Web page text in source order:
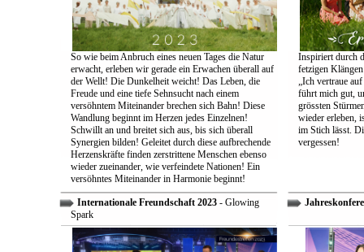
So wie beim Anbruch eines neuen Tages die Natur
erwacht, erleben wir gerade ein Erwachen überall auf
der Wellt! Die Dunkelheit weicht! Das Leben, die
Freude und eine tiefe Sehnsucht nach einem
versöhntem Miteinander brechen sich Bahn! Diese
Wandlung beginnt im Herzen jedes Einzelnen!
Schwillt an und breitet sich aus, bis sich überall
Synergien bilden! Geleitet durch diese aufbrechende
Herzenskräfte finden zerstrittene Menschen ebenso
wieder zueinander, wie verfeindete Nationen! Ein
versöhntes Miteinander in Harmonie beginnt!
Inspiriert durch
fetzigen
„Ich vertraue
führt mich gut,
grössten
wieder erleben,
im Stich lässt.
vergessen!
Internationale Freundschaft 2023- Glowing
Spark